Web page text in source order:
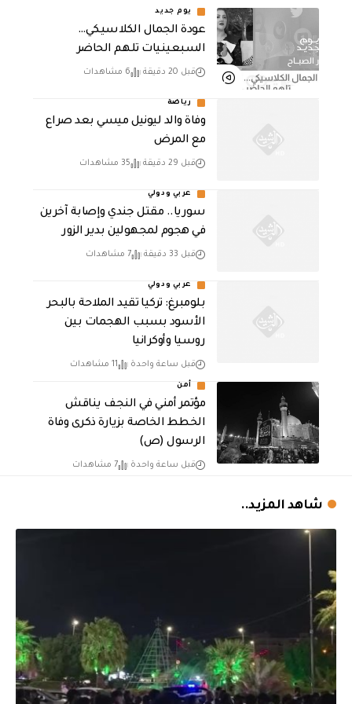
يوم جديد
عودة الجمال الكلاسيكي…
السبعينيات تلهم الحاضر
قبل 20 دقيقة 6 مشاهدات
رياضة
وفاة والد ليونيل ميسي بعد صراع
مع المرض
قبل 29 دقيقة 35 مشاهدات
عربي ودولي
سوريا.. مقتل جندي وإصابة آخرين
في هجوم لمجهولين بدير الزور
قبل 33 دقيقة 7 مشاهدات
عربي ودولي
بلومبرغ: تركيا تقيد الملاحة بالبحر
الأسود بسبب الهجمات بين
روسيا وأوكرانيا
قبل ساعة واحدة 11 مشاهدات
أمن
مؤتمر أمني في النجف يناقش
الخطط الخاصة بزيارة ذكرى وفاة
الرسول (ص)
قبل ساعة واحدة 7 مشاهدات
شاهد المزيد..